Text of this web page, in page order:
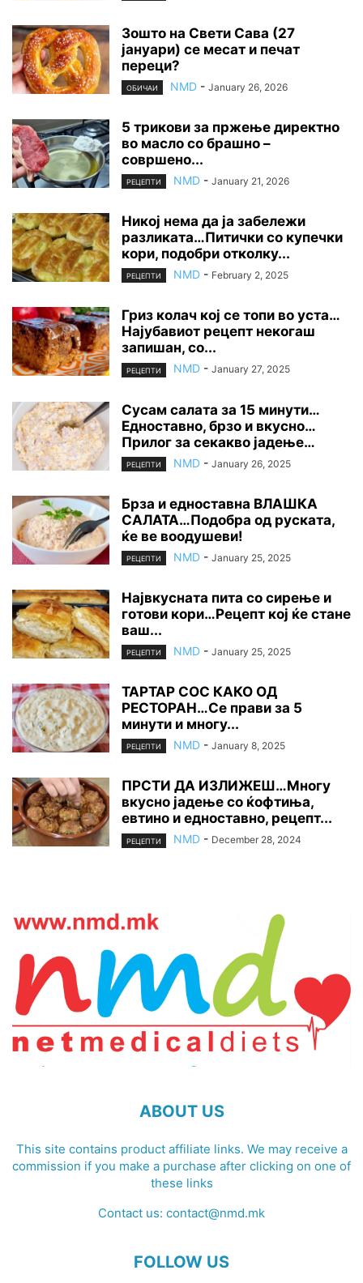
Зошто на Свети Сава (27
јануари) се месат и печат
переци?
ОБИЧАИ NMD - January 26, 2026
5 трикови за пржење директно
во масло со брашно –
совршено...
РЕЦЕПТИ NMD - January 21, 2026
Никој нема да ја забележи
разликата…Питички со купечки
кори, подобри отколку...
РЕЦЕПТИ NMD - February 2, 2025
Гриз колач кој се топи во уста…
Најубавиот рецепт некогаш
запишан, со...
РЕЦЕПТИ NMD - January 27, 2025
Сусам салата за 15 минути…
Едноставно, брзо и вкусно…
Прилог за секакво јадење…
РЕЦЕПТИ NMD - January 26, 2025
Брза и едноставна ВЛАШКА
САЛАТА…Подобра од руската,
ќе ве воодушеви!
РЕЦЕПТИ NMD - January 25, 2025
Највкусната пита со сирење и
готови кори…Рецепт кој ќе стане
ваш...
РЕЦЕПТИ NMD - January 25, 2025
ТАРТАР СОС КАКО ОД
РЕСТОРАН…Се прави за 5
минути и многу...
РЕЦЕПТИ NMD - January 8, 2025
ПРСТИ ДА ИЗЛИЖЕШ…Многу
вкусно јадење со ќофтиња,
евтино и едноставно, рецепт...
РЕЦЕПТИ NMD - December 28, 2024
ABOUT US
This site contains product affiliate links. We may receive a
commission if you make a purchase after clicking on one of
these links
Contact us: contact@nmd.mk
FOLLOW US